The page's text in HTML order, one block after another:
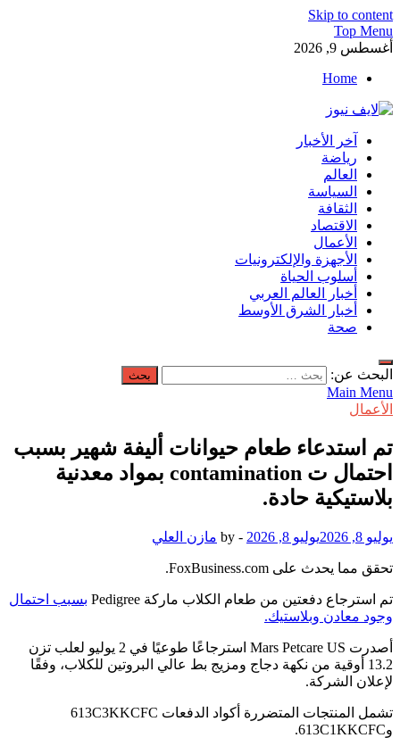
Skip to content
Top Menu
أغسطس 9, 2026
Home
لايف نيوز
آخر الأخبار العاجلة لحظة بلحظة من العالم العربي والعالم
آخر الأخبار
رياضة
العالم
السياسة
الثقافة
الاقتصاد
الأعمال
الأجهزة والإلكترونيات
أسلوب الحياة
أخبار العالم العربي
أخبار الشرق الأوسط
صحة
البحث عن:
Main Menu
الأعمال
تم استدعاء طعام حيوانات أليفة شهير بسبب
احتمال ت contamination بمواد معدنية
بلاستيكية حادة.
يوليو 8, 2026 يوليو 8, 2026 -
by مازن العلي
تحقق مما يحدث على FoxBusiness.com.
تم استرجاع دفعتين من طعام الكلاب ماركة Pedigree
بسبب احتمال
وجود معادن وبلاستيك.
أصدرت Mars Petcare US استرجاعًا طوعيًا في 2 يوليو لعلب تزن
13.2 أوقية من نكهة دجاج ومزيج بط عالي البروتين للكلاب، وفقًا
لإعلان الشركة.
تشمل المنتجات المتضررة أكواد الدفعات 613C3KKCFC
و613C1KKCFC.